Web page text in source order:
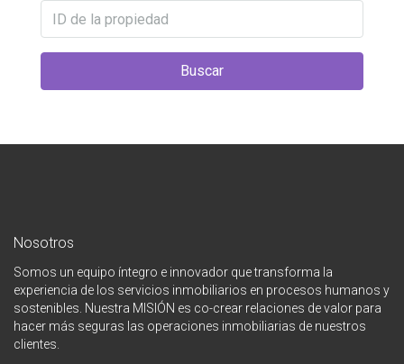
Buscar
Nosotros
Somos un equipo íntegro e innovador que transforma la
experiencia de los servicios inmobiliarios en procesos humanos y
sostenibles. Nuestra MISIÓN es co-crear relaciones de valor para
hacer más seguras las operaciones inmobiliarias de nuestros
clientes.